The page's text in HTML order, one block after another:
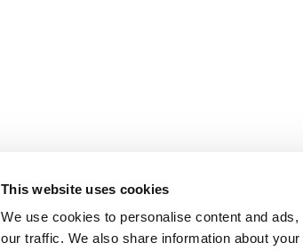
This website uses cookies
We use cookies to personalise content and
our traffic. We also share information about